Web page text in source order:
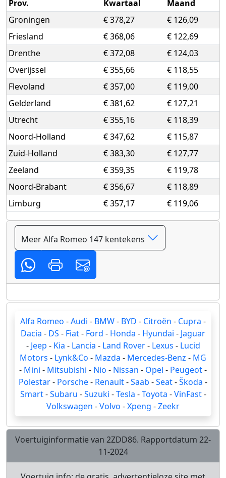
Prov.
Kwartaal
Maand
Groningen
€ 378,27
€ 126,09
Friesland
€ 368,06
€ 122,69
Drenthe
€ 372,08
€ 124,03
Overijssel
€ 355,66
€ 118,55
Flevoland
€ 357,00
€ 119,00
Gelderland
€ 381,62
€ 127,21
Utrecht
€ 355,16
€ 118,39
Noord-Holland
€ 347,62
€ 115,87
Zuid-Holland
€ 383,30
€ 127,77
Zeeland
€ 359,35
€ 119,78
Noord-Brabant
€ 356,67
€ 118,89
Limburg
€ 357,17 € 119,06
Meer Alfa Romeo 147 kentekens
Alfa Romeo -Audi - BMW- BYD - Citroën - Cupra -
Dacia - DS - Fiat- Ford - Honda - Hyundai - Jaguar
- Jeep - Kia - Lancia - Land Rover- Lexus - Lucid
Motors - Lynk&Co - Mazda - Mercedes-Benz - MG
- Mini - Mitsubishi - Nio - Nissan - Opel - Peugeot-
Polestar- Porsche- Renault-Saab -Seat-Škoda -
Smart-Subaru -Suzuki -Tesla -Toyota -VinFast-
Volkswagen -Volvo -Xpeng -Zeekr
Voertuiginformatie van 2ZDD86. Rapportdatum 22-
11-2024